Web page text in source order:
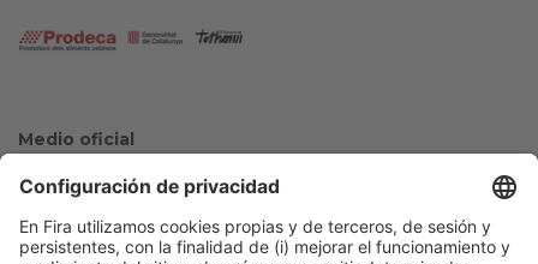
Medio oficial